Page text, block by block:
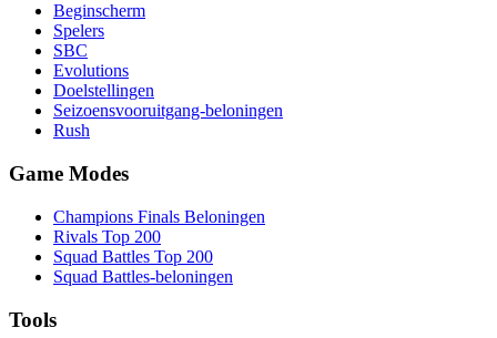
Beginscherm
Spelers
SBC
Evolutions
Doelstellingen
Seizoensvooruitgang-beloningen
Rush
Game Modes
Champions Finals Beloningen
Rivals Top 200
Squad Battles Top 200
Squad Battles-beloningen
Tools